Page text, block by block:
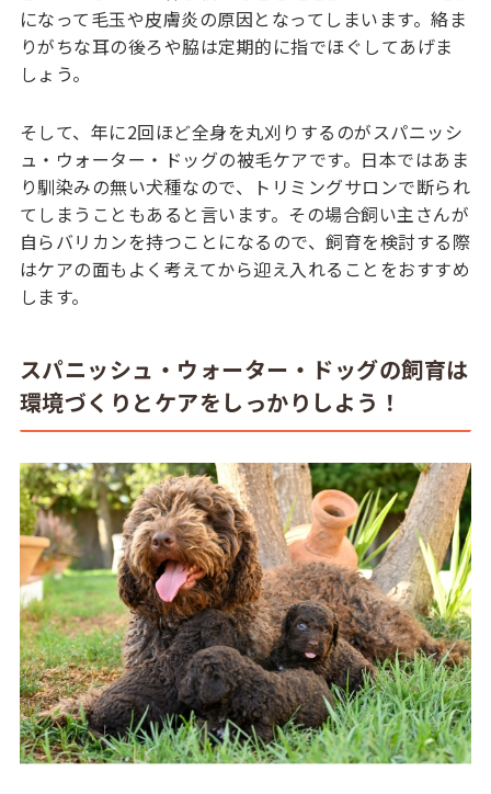
になって毛玉や皮膚炎の原因となってしまいます。絡ま
りがちな耳の後ろや脇は定期的に指でほぐしてあげま
しょう。
そして、年に2回ほど全身を丸刈りするのがスパニッシ
ュ・ウォーター・ドッグの被毛ケアです。日本ではあま
り馴染みの無い犬種なので、トリミングサロンで断られ
てしまうこともあると言います。その場合飼い主さんが
自らバリカンを持つことになるので、飼育を検討する際
はケアの面もよく考えてから迎え入れることをおすすめ
します。
スパニッシュ・ウォーター・ドッグの飼育は
環境づくりとケアをしっかりしよう！